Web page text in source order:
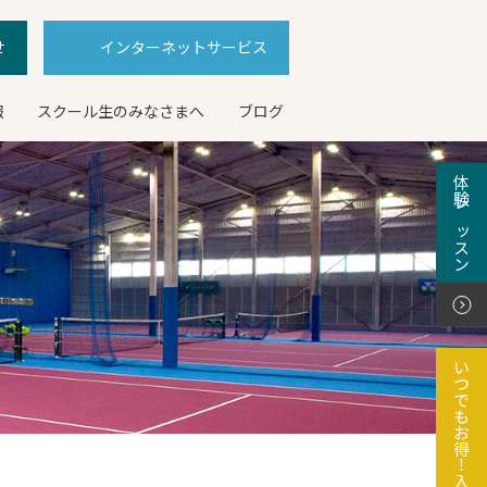
インターネットサービス
スクール生のみなさまへ ブログ
体験レッスン
いつでもお得！入会特典